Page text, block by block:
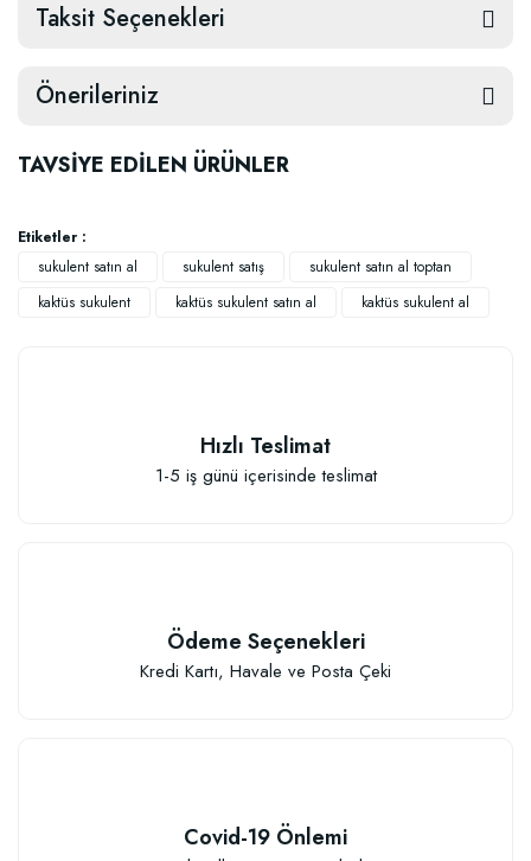
Taksit Seçenekleri
Önerileriniz
TAVSİYE EDİLEN ÜRÜNLER
41,17 TL
Etiketler :
sukulent satın al
sukulent satış
sukulent satın al toptan
kaktüs sukulent
kaktüs sukulent satın al kaktüs sukulent al
Hızlı Teslimat
1-5 iş günü içerisinde teslimat
Ödeme Seçenekleri
Kredi Kartı, Havale ve Posta Çeki
Covid-19 Önlemi